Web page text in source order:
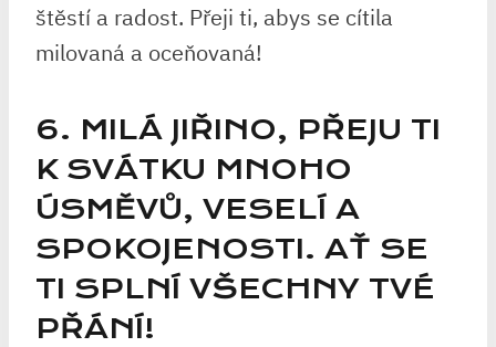
štěstí a radost. Přeji ti, abys se cítila
milovaná a oceňovaná!
6. MILÁ JIŘINO, PŘEJU TI
K SVÁTKU MNOHO
ÚSMĚVŮ, VESELÍ A
SPOKOJENOSTI. AŤ SE
TI SPLNÍ VŠECHNY TVÉ
PŘÁNÍ!